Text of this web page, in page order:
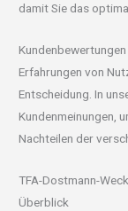
damit Sie das
Kundenbewertungen
Erfahrungen von
Entscheidung. In
Kundenmeinungen,
Nachteilen der
TFA-Dostmann-
Überblick